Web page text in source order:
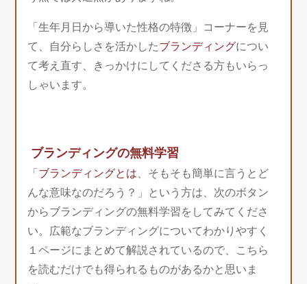
「生年月日から導いた性格の特徴」コーナーを見
て、自分らしさを活かしたブランディングについ
て考え直す、きっかけにしてくださる方もいらっ
しゃいます。
ブランディングの無料学習
「ブランディングとは、そもそも簡単に言うとど
んな意味なのだろう？」という方は、次のボタン
からブランディングの無料学習をしてみてくださ
い。広範なブランディングについてわかりやすく
１ページにまとめて解説されているので、こちら
を読むだけでも得られるものがあるかと思いま